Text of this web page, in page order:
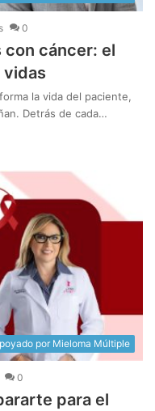
0
cáncer: el
vidas
la vida del paciente,
Detrás de cada…
por Mieloma Múltiple
0
para el